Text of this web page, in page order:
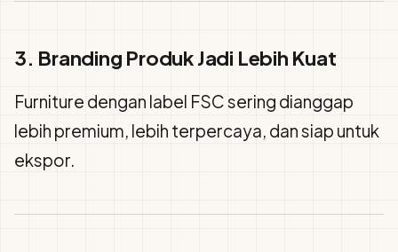
3. Branding Produk Jadi Lebih Kuat
Furniture dengan label FSC sering dianggap
lebih premium, lebih terpercaya, dan siap untuk
ekspor.